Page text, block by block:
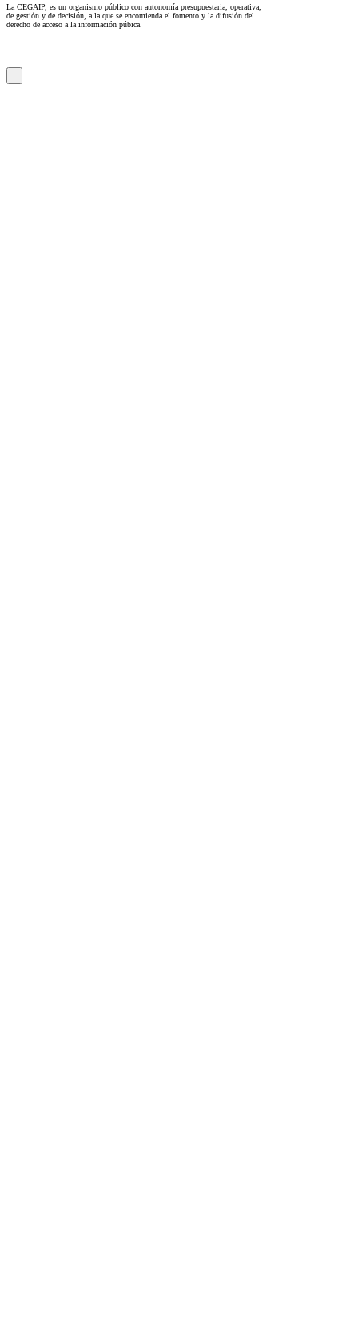
La CEGAIP, es un organismo público con autonomía presupuestaria, operativa,
de gestión y de decisión, a la que se encomienda el fomento y la difusión del
derecho de acceso a la información púbica.